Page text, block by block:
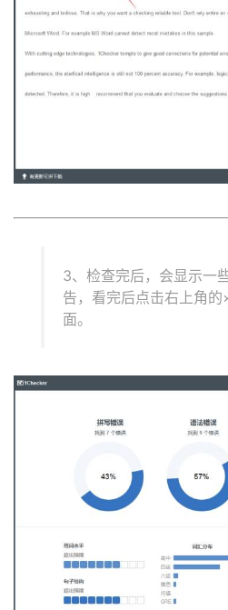
3、检查完后，会显示一
告，看完后点击右上角
面。